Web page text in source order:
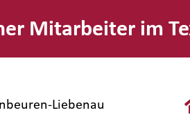
Mitarbeiter im
Liebenau